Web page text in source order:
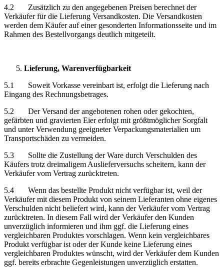
4.2 Zusätzlich zu den angegebenen Preisen berechnet der
Verkäufer für die Lieferung Versandkosten. Die Versandkosten
werden dem Käufer auf einer gesonderten Informationsseite und im
Rahmen des Bestellvorgangs deutlich mitgeteilt.
Lieferung, Warenverfügbarkeit
5.1 Soweit Vorkasse vereinbart ist, erfolgt die Lieferung nach
Eingang des Rechnungsbetrages.
5.2 Der Versand der angebotenen rohen oder gekochten,
gefärbten und gravierten Eier erfolgt mit größtmöglicher Sorgfalt
und unter Verwendung geeigneter Verpackungsmaterialien um
Transportschäden zu vermeiden.
5.3 Sollte die Zustellung der Ware durch Verschulden des
Käufers trotz dreimaligem Auslieferversuchs scheitern, kann der
Verkäufer vom Vertrag zurücktreten.
5.4 Wenn das bestellte Produkt nicht verfügbar ist, weil der
Verkäufer mit diesem Produkt von seinem Lieferanten ohne eigenes
Verschulden nicht beliefert wird, kann der Verkäufer vom Vertrag
zurücktreten. In diesem Fall wird der Verkäufer den Kunden
unverzüglich informieren und ihm ggf. die Lieferung eines
vergleichbaren Produktes vorschlagen. Wenn kein vergleichbares
Produkt verfügbar ist oder der Kunde keine Lieferung eines
vergleichbaren Produktes wünscht, wird der Verkäufer dem Kunden
ggf. bereits erbrachte Gegenleistungen unverzüglich erstatten.